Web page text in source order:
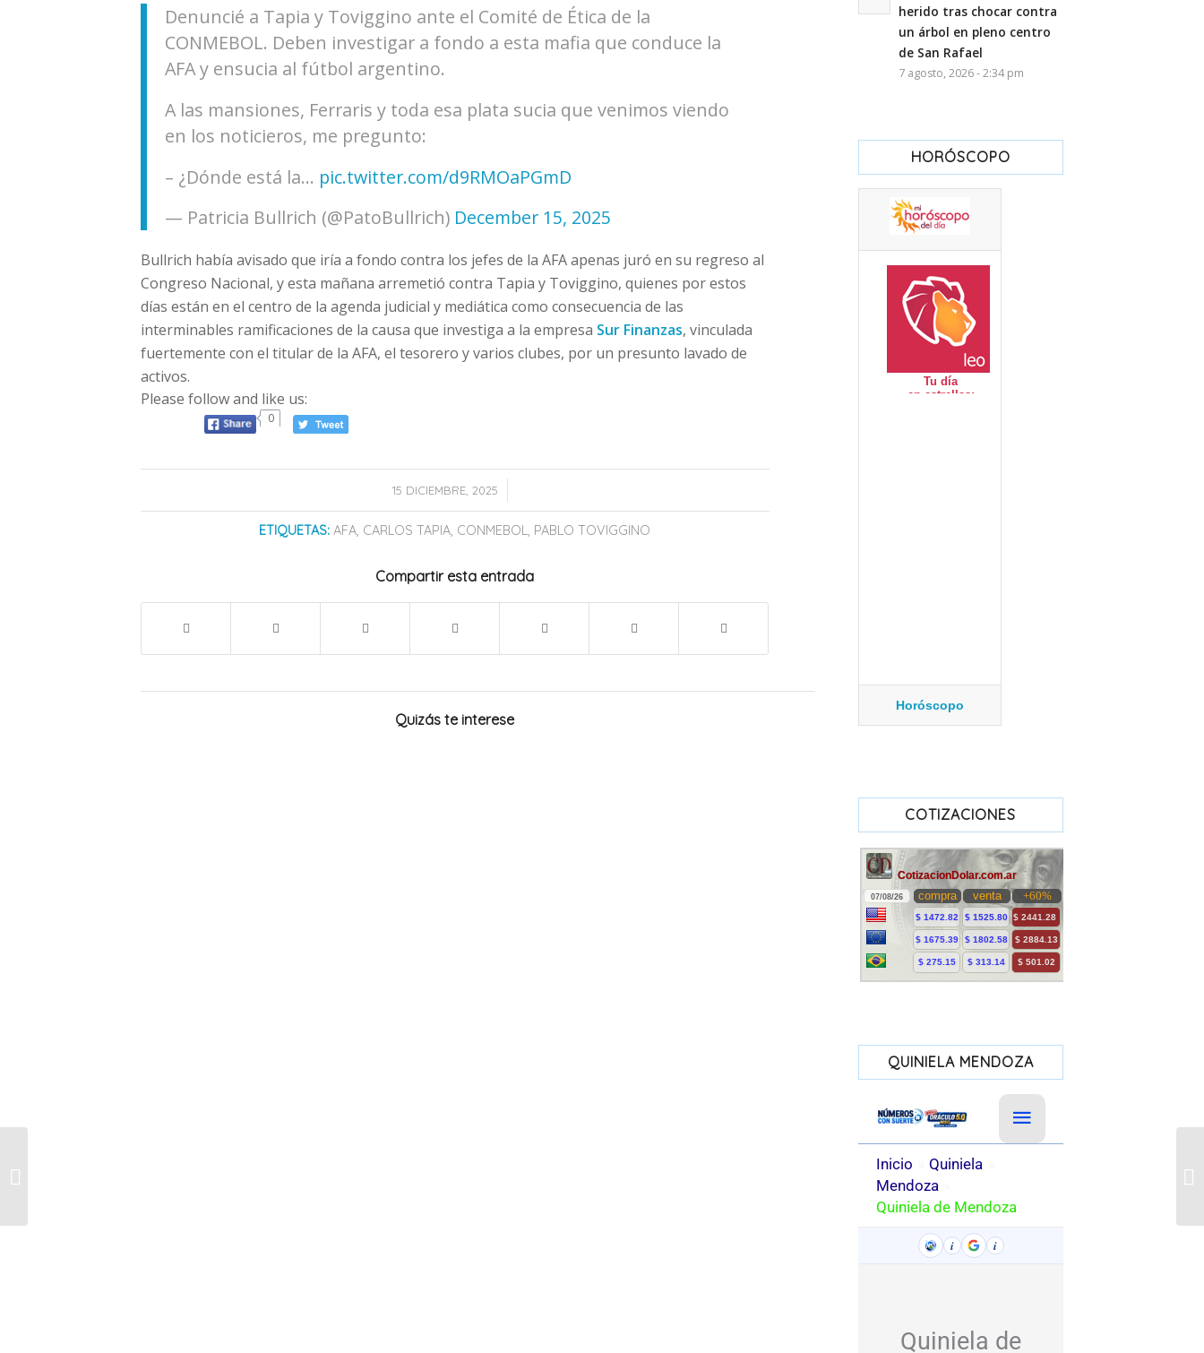
Denuncié a Tapia y Toviggino ante el Comité de Ética de la
CONMEBOL. Deben investigar a fondo a esta mafia que conduce la
AFA y ensucia al fútbol argentino.
A las mansiones, Ferraris y toda esa plata sucia que venimos viendo
en los noticieros, me pregunto:
– ¿Dónde está la… pic.twitter.com/d9RMOaPGmD
— Patricia Bullrich (@PatoBullrich) December 15, 2025
Bullrich había avisado que iría a fondo contra los jefes de la AFA apenas juró en su regreso al
Congreso Nacional, y esta mañana arremetió contra Tapia y Toviggino, quienes por estos
días están en el centro de la agenda judicial y mediática como consecuencia de las
interminables ramificaciones de la causa que investiga a la empresa Sur Finanzas, vinculada
fuertemente con el titular de la AFA, el tesorero y varios clubes, por un presunto lavado de
activos.
Please follow and like us:
0
15 DICIEMBRE, 2025
/
ETIQUETAS: AFA CARLOS TAPIA CONMEBOL PABLO TOVIGGINO
Compartir esta entrada
Quizás te interese
herido tras chocar contra
un árbol en pleno centro
de San Rafael
7 agosto, 2026 - 2:34 pm
HORÓSCOPO
Horóscopo
COTIZACIONES
QUINIELA MENDOZA